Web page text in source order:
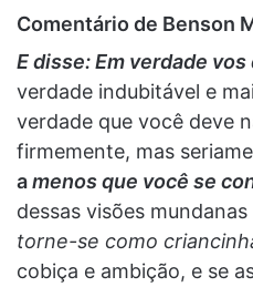
Comentário de Benson
E disse: Em verdade vos
verdade indubitável e
verdade que você deve
firmemente, mas
amenos que você se
dessas visões
torne-se como
cobiça e ambição, e se